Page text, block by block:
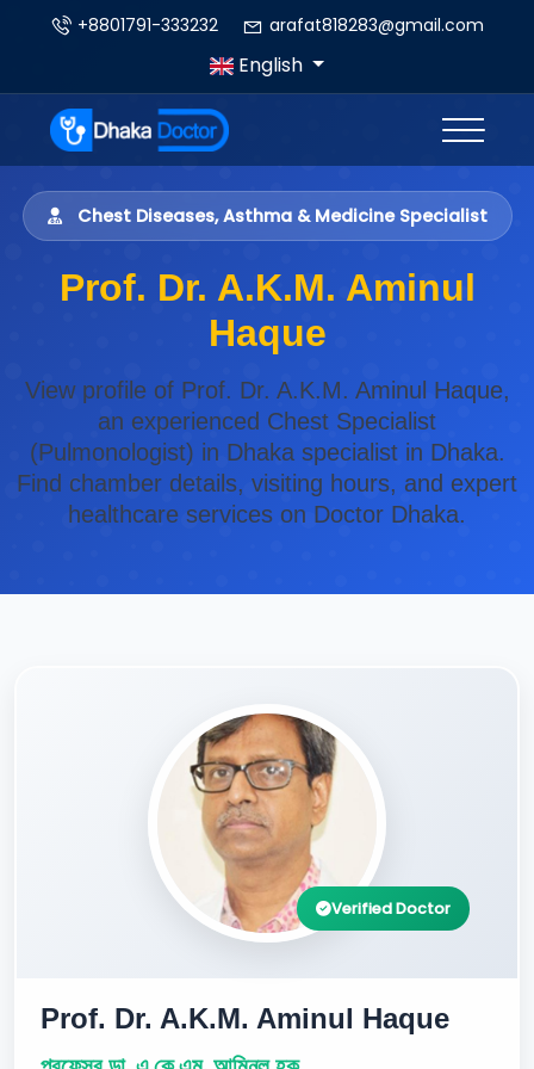
+8801791-333232 arafat818283@gmail.com
English
Chest Diseases, Asthma & Medicine Specialist
Prof. Dr. A.K.M. Aminul
Haque
View profile of Prof. Dr. A.K.M. Aminul Haque,
an experienced Chest Specialist
(Pulmonologist) in Dhaka specialist in Dhaka.
Find chamber details, visiting hours, and expert
healthcare services on Doctor Dhaka.
Verified Doctor
Prof. Dr. A.K.M. Aminul Haque